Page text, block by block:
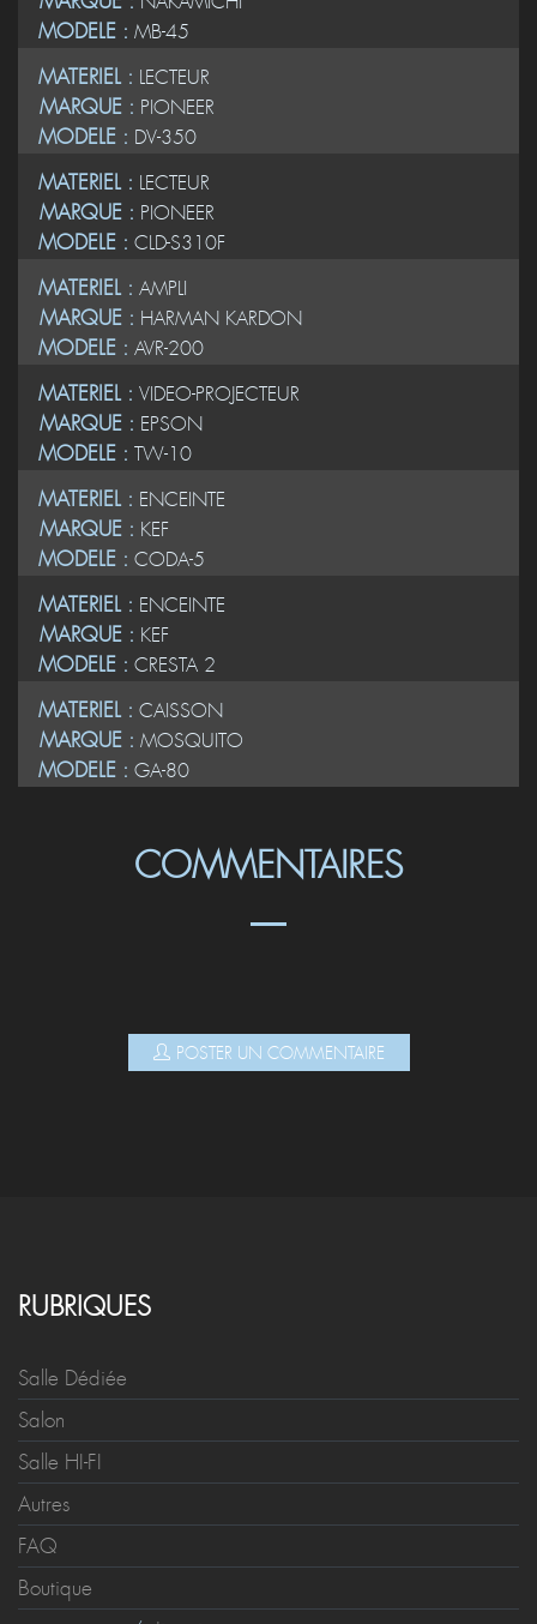
MARQUE : NAKAMICHI
MODELE : MB-45
MATERIEL : LECTEUR
MARQUE : PIONEER
MODELE : DV-350
MATERIEL : LECTEUR
MARQUE : PIONEER
MODELE : CLD-S310F
MATERIEL : AMPLI
MARQUE : HARMAN KARDON
MODELE : AVR-200
MATERIEL : VIDEO-PROJECTEUR
MARQUE : EPSON
MODELE : TW-10
MATERIEL : ENCEINTE
MARQUE : KEF
MODELE : CODA-5
MATERIEL : ENCEINTE
MARQUE : KEF
MODELE : CRESTA 2
MATERIEL : CAISSON
MARQUE : MOSQUITO
MODELE :GA-80
COMMENTAIRES
POSTER UN COMMENTAIRE
RUBRIQUES
Salle Dédiée
Salon
Salle HI-FI
Autres
FAQ
Boutique